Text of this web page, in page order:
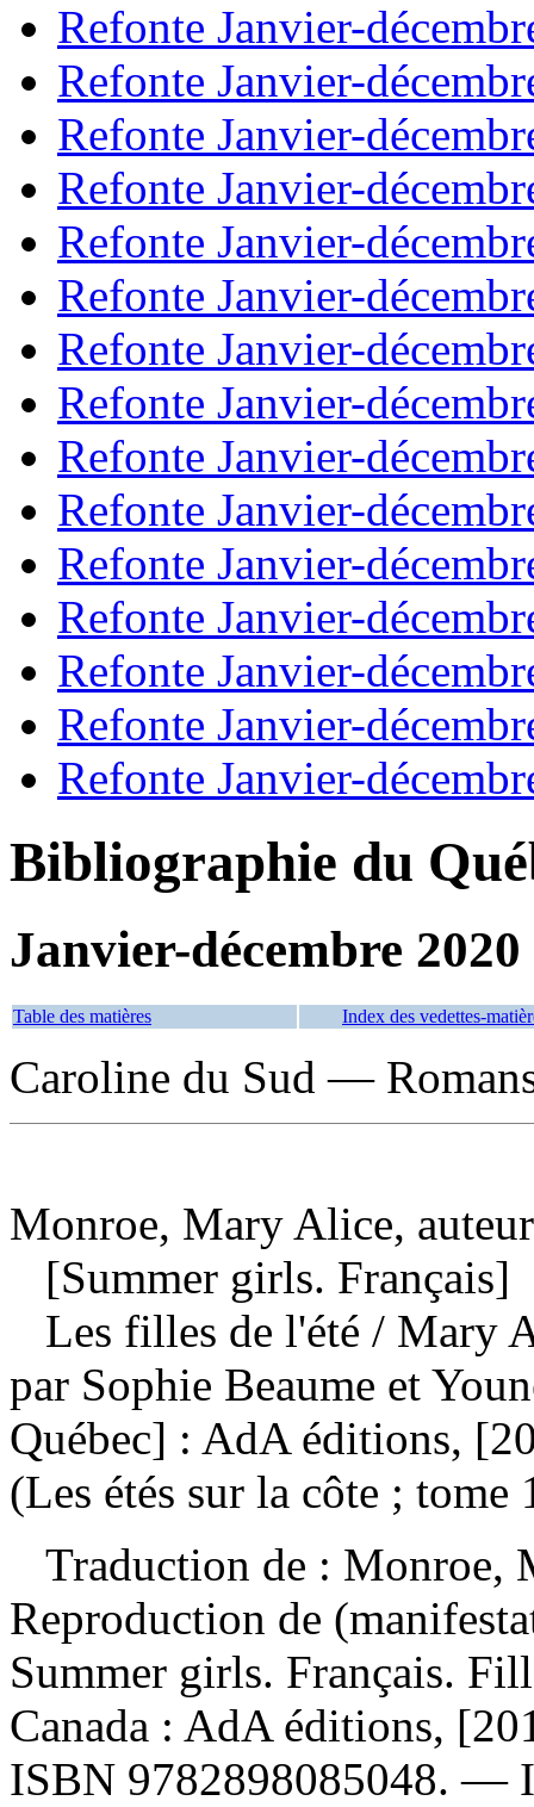
Refonte Janvier-
Refonte Janvier-
Refonte Janvier-
Refonte Janvier-
Refonte Janvier-
Refonte Janvier-
Refonte Janvier-
Refonte Janvier-
Refonte Janvier-
Refonte Janvier-
Refonte Janvier-
Refonte Janvier-
Refonte Janvier-
Refonte Janvier-
Refonte Janvier-
Bibliographie du
Janvier-décembre 2020
Table des matières Index des vedettes-
Caroline du Sud —
Monroe, Mary Alice, auteur
[Summer girls. Français]
Les filles de l'été / Mary
par Sophie Beaume et
Québec] : AdA éditions,
(Les étés sur la côte ;
Traduction de : Monroe,
Reproduction de
Summer girls. Français.
Canada : AdA éditions,
ISBN 9782898085048. —